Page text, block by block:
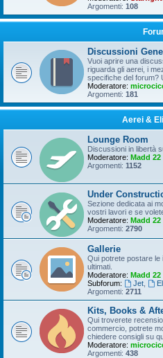
Argomenti: 108
Discussioni
Vuoi aprire una
riguarda gli aerei, i
specifiche del forum?
Moderatore:
Argomenti: 181
Aerei &
Lounge Room
Discussioni in libertà
Moderatore: Madd 22
Argomenti: 1152
Under
Sezione dedicata ai
vostri lavori e se
Moderatore: Madd 22
Argomenti: 2790
Gallerie
Qui potrete postare le
ultimati.
Moderatore: Madd 22
Subforum:
Jet,
Argomenti: 2711
Kits, Books &
Qui troverete
commercio, potrete
chiedere consigli su
Moderatore:
Argomenti: 438